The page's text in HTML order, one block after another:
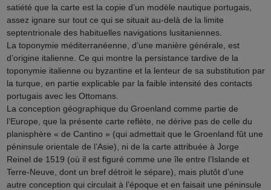
satiété que la carte est la copie d’un modèle nautique portugais,
assez ignare sur tout ce qui se situait au-delà de la limite
septentrionale des habituelles navigations lusitaniennes.
La toponymie méditerranéenne, d’une manière générale, est
d’origine italienne. Ce qui montre la persistance tardive de la
toponymie italienne ou byzantine et la lenteur de sa substitution par
la turque, en partie explicable par la faible intensité des contacts
portugais avec les Ottomans.
La conception géographique du Groenland comme partie de
l’Europe, que la présente carte reflète, ne dérive pas de celle du
planisphère « de Cantino » (qui admettait que le Groenland fût une
péninsule orientale de l’Asie), ni de la carte attribuée à Jorge
Reinel de 1519 (où il est figuré comme une île entre l’Islande et
Terre-Neuve, dont un bref détroit le sépare), mais plutôt d’une
autre conception qui circulait à l’époque et en faisait une péninsule